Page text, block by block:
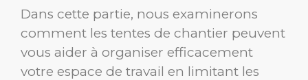
Dans cette partie, nous examinerons
comment les tentes de chantier peuvent
vous aider à organiser efficacement
votre espace de travail en limitant les